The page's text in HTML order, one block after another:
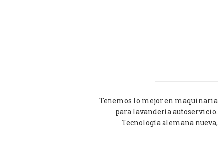
Tenemos lo mejor en maquinaria
para lavandería autoservicio.
Tecnología alemana nueva,